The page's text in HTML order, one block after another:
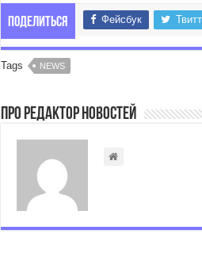
Поделиться Фейсбук
Tags NEWS
Про Редактор Новостей